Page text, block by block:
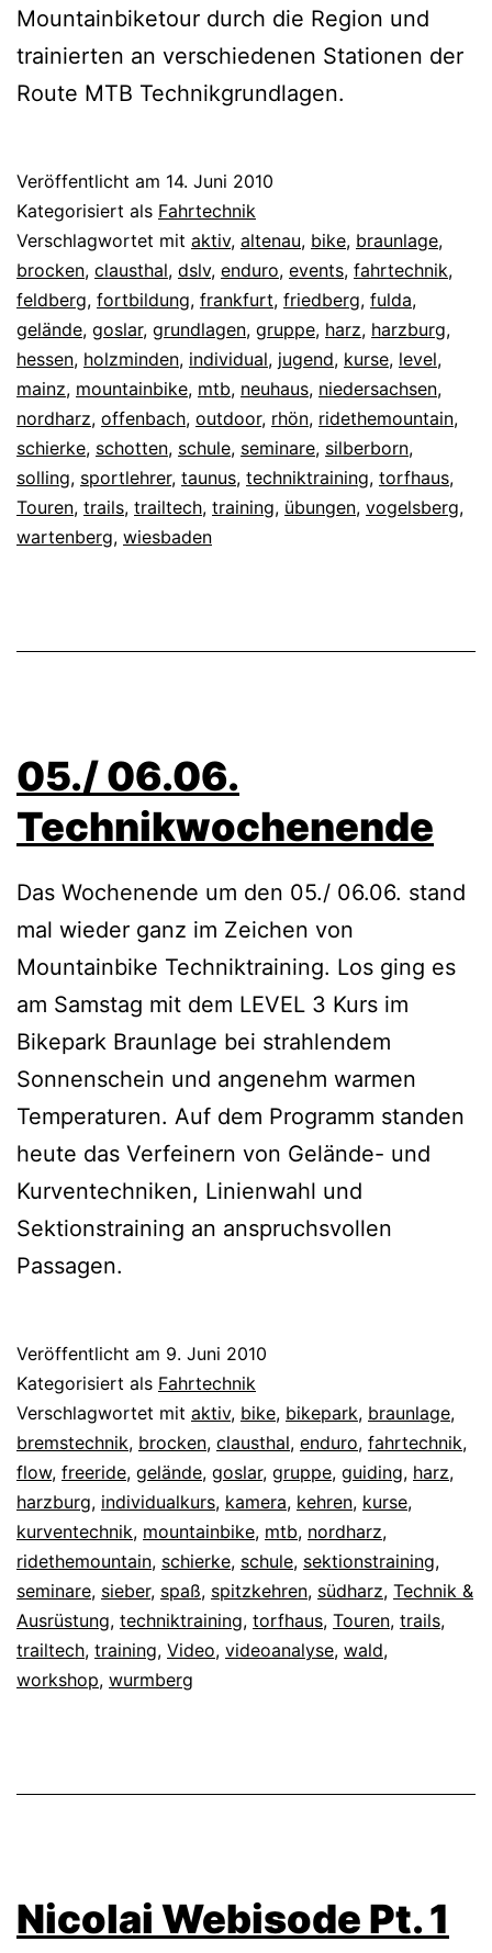
Mountainbiketour durch die Region und
trainierten an verschiedenen Stationen der
Route MTB Technikgrundlagen.
Veröffentlicht am 14. Juni 2010
Kategorisiert als Fahrtechnik
Verschlagwortet mit aktiv, altenau, bike, braunlage,
brocken, clausthal, dslv, enduro, events, fahrtechnik,
feldberg, fortbildung, frankfurt, friedberg, fulda,
gelände, goslar, grundlagen, gruppe, harz, harzburg,
hessen, holzminden, individual, jugend, kurse, level,
mainz, mountainbike, mtb, neuhaus, niedersachsen,
nordharz, offenbach, outdoor, rhön, ridethemountain,
schierke, schotten, schule, seminare, silberborn,
solling, sportlehrer, taunus, techniktraining, torfhaus,
Touren, trails, trailtech, training, übungen, vogelsberg,
wartenberg, wiesbaden
05./ 06.06.
Technikwochenende
Das Wochenende um den 05./ 06.06. stand
mal wieder ganz im Zeichen von
Mountainbike Techniktraining. Los ging es
am Samstag mit dem LEVEL 3 Kurs im
Bikepark Braunlage bei strahlendem
Sonnenschein und angenehm warmen
Temperaturen. Auf dem Programm standen
heute das Verfeinern von Gelände- und
Kurventechniken, Linienwahl und
Sektionstraining an anspruchsvollen
Passagen.
Veröffentlicht am 9. Juni 2010
Kategorisiert als Fahrtechnik
Verschlagwortet mit aktiv, bike, bikepark, braunlage,
bremstechnik, brocken, clausthal, enduro, fahrtechnik,
flow, freeride, gelände, goslar, gruppe, guiding, harz,
harzburg, individualkurs, kamera, kehren, kurse,
kurventechnik, mountainbike, mtb, nordharz,
ridethemountain, schierke, schule, sektionstraining,
seminare, sieber, spaß, spitzkehren, südharz, Technik &
Ausrüstung, techniktraining, torfhaus, Touren, trails,
trailtech, training, Video, videoanalyse, wald,
workshop, wurmberg
Nicolai Webisode Pt. 1